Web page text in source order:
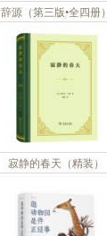
辞源（第三版•全四册）
寂静的春天（精装）